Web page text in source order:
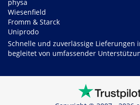
physa
Wiesenfield
Fromm & Starck
Uniprodo
Schnelle und zuverlässige Lieferungen
begleitet von umfassender